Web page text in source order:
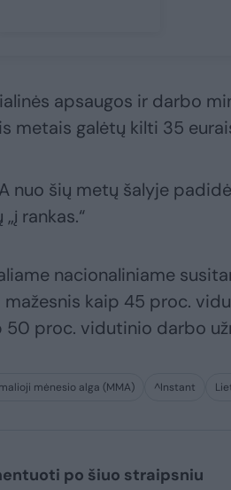
apsaugos ir darbo
metais galėtų kilti 35
nuo šių metų šalyje
„į rankas.“
nacionaliniame
kaip 45 proc.
50 proc. vidutinio darbo
mėnesio alga (MMA) ^Instant
po šiuo straipsniu